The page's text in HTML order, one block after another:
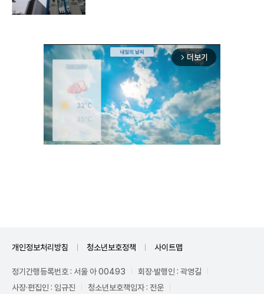
arrow_forward_ios 더보기
개인정보처리방침 청소년보호정책 사이트맵
정기간행등록번호 : 서울 아 00493
회장·발행인 : 곽영길
사장·편집인 : 임규진
청소년보호책임자 : 전운